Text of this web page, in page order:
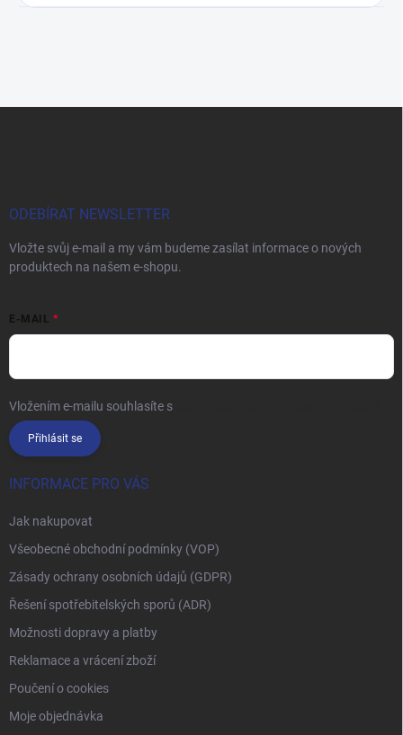
ODEBÍRAT NEWSLETTER
Vložte svůj e-mail a my vám budeme zasílat informace o nových
produktech na našem e-shopu.
E-MAIL
Vložením e-mailu souhlasíte s
Přihlásit se
INFORMACE PRO VÁS
Jak nakupovat
Všeobecné obchodní podmínky (VOP)
Zásady ochrany osobních údajů (GDPR)
Řešení spotřebitelských sporů (ADR)
Možnosti dopravy a platby
Reklamace a vrácení zboží
Poučení o cookies
Moje objednávka